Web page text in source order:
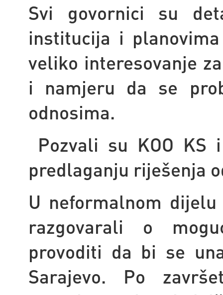
Svi govornici su
institucija i
veliko interesovanje
i namjeru da se
odnosima.
Pozvali su KOO
predlaganju riješenja
U neformalnom
razgovarali o
provoditi da bi se
Sarajevo. Po